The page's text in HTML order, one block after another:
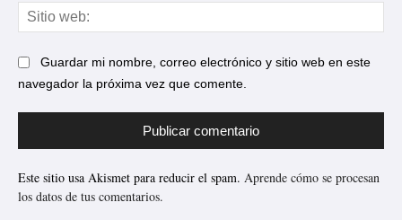
Guardar mi nombre, correo electrónico y sitio web en este
navegador la próxima vez que comente.
Este sitio usa Akismet para reducir el spam. Aprende cómo se procesan
los datos de tus comentarios.